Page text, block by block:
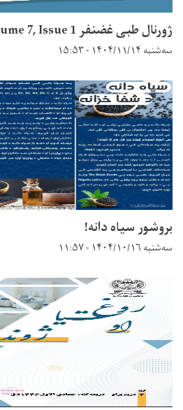
ژورنال طبی غضنفر Volume 7, Issue 1
سه‌شنبه ۱۴۰۴/۱۱/۱۴ - ۱۵:۵۳
بروشور سیاه دانه!
سه‌شنبه ۱۴۰۴/۱۰/۱۶ - ۱۱:۵۷